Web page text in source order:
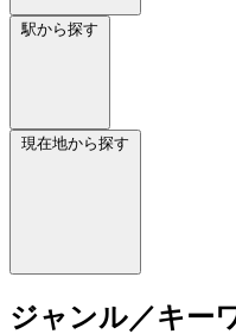
駅から探す
現在地から探す
ジャンル／キー